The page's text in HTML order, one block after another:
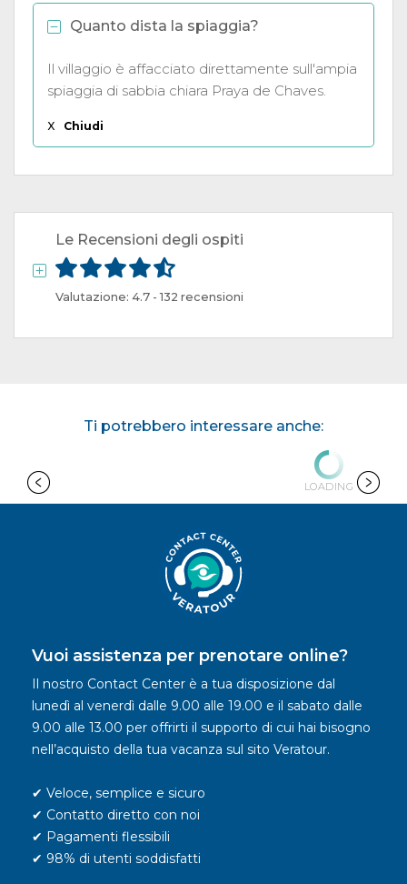
Quanto dista la spiaggia?
Il villaggio è affacciato direttamente sull'ampia
spiaggia di sabbia chiara Praya de Chaves.
X Chiudi
Le Recensioni degli ospiti
Valutazione: 4.7 - 132 recensioni
Ti potrebbero interessare anche:
Vuoi assistenza per prenotare online?
Il nostro Contact Center è a tua disposizione dal
lunedì al venerdì dalle 9.00 alle 19.00 e il sabato dalle
9.00 alle 13.00 per offrirti il supporto di cui hai bisogno
nell’acquisto della tua vacanza sul sito Veratour.
✔ Veloce, semplice e sicuro
✔ Contatto diretto con noi
✔ Pagamenti flessibili
✔ 98% di utenti soddisfatti